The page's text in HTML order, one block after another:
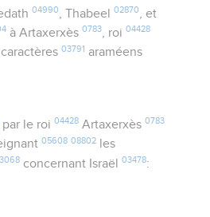
04990 , Thabeel 02870
, et
à Artaxerxès0783, roi04428
03791 araméens
le roi 04428Artaxerxès 0783
05608 08802
les
concernant Israël03478: